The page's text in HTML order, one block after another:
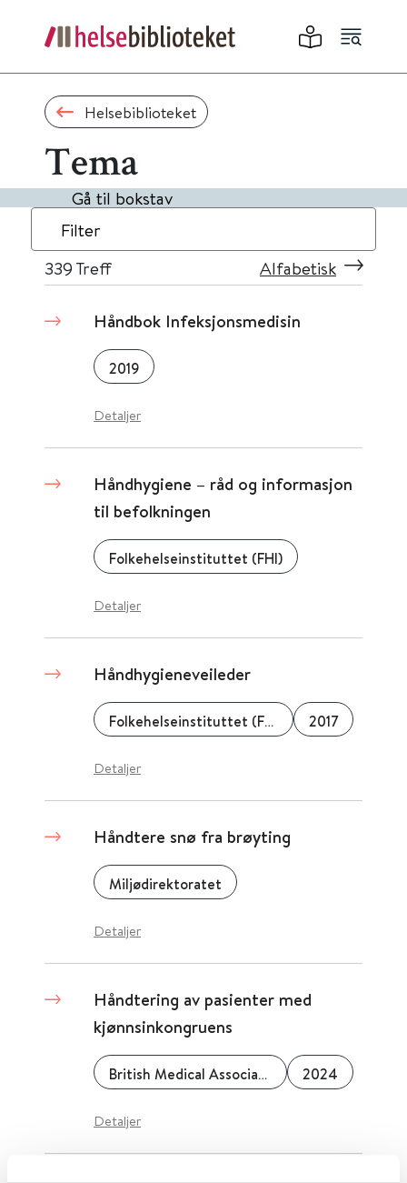
Helsebiblioteket
Tema
Gå til bokstav
Filter
339 Treff Alfabetisk
Håndbok Infeksjonsmedisin
2019
Detaljer
Håndhygiene – råd og informasjon
til befolkningen
Folkehelseinstituttet (FHI)
Detaljer
Håndhygieneveileder
Folkehelseinstituttet (FHI) 2017
Detaljer
Håndtere snø fra brøyting
Miljødirektoratet
Detaljer
Håndtering av pasienter med
kjønnsinkongruens
British Medical Association 2024
Detaljer